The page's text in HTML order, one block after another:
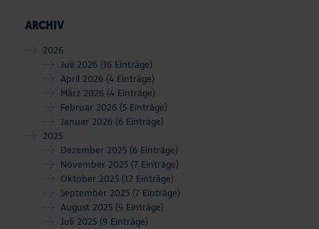
ARCHIV
2026
Juli 2026 (16 Einträge)
April 2026 (4 Einträge)
März 2026 (4 Einträge)
Februar 2026 (5 Einträge)
Januar 2026 (6 Einträge)
2025
Dezember 2025 (6 Einträge)
November 2025 (7 Einträge)
Oktober 2025 (12 Einträge)
September 2025 (7 Einträge)
August 2025 (9 Einträge)
Juli 2025 (9 Einträge)